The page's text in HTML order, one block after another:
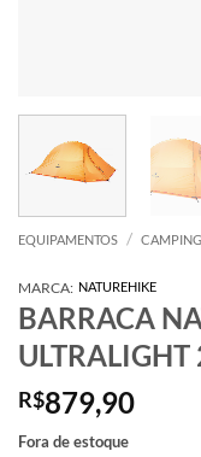
EQUIPAMENTOS / CAMPING
MARCA: NATUREHIKE
BARRACA
ULTRALIGHT
R$879,90
Fora de estoque